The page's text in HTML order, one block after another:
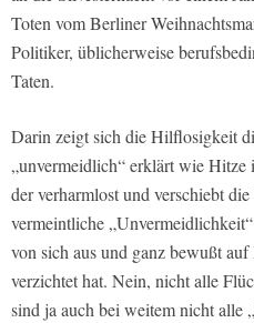
Toten vom Berliner
Politiker, üblicherweise
Taten.
Darin zeigt sich die Hilflosigkeit
„unvermeidlich“ erklärt wie
der verharmlost und verschiebt
vermeintliche
von sich aus und ganz bewußt
verzichtet hat. Nein, nicht alle
sind ja auch bei weitem nicht alle